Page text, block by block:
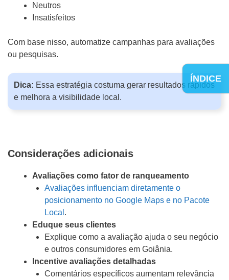
ÍNDICE
Neutros
Insatisfeitos
Com base nisso, automatize campanhas para avaliações
ou pesquisas.
Dica: Essa estratégia costuma gerar resultados rápidos
e melhora a visibilidade local.
Considerações adicionais
Avaliações como fator de ranqueamento
Avaliações influenciam diretamente o
posicionamento no Google Maps e no Pacote
Local .
Eduque seus clientes
Explique como a avaliação ajuda o seu negócio
e outros consumidores em Goiânia.
Incentive avaliações detalhadas
Comentários específicos aumentam relevância